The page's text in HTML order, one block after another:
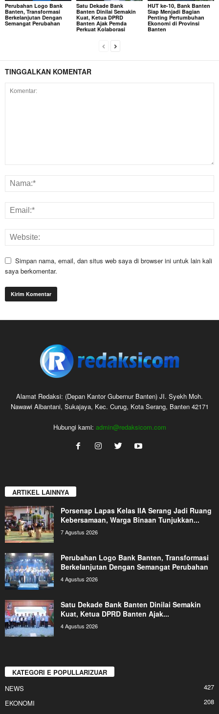
Perubahan Logo Bank
Banten, Transformasi
Berkelanjutan Dengan
Semangat Perubahan
Satu Dekade Bank
Banten Dinilai Semakin
Kuat, Ketua DPRD
Banten Ajak Pemda
Perkuat Kolaborasi
HUT ke-10, Bank Banten
Siap Menjadi Bagian
Penting Pertumbuhan
Ekonomi di Provinsi
Banten
TINGGALKAN KOMENTAR
Simpan nama, email, dan situs web saya di browser ini untuk lain kali
saya berkomentar.
Alamat Redaksi: (Depan Kantor Gubernur Banten) JI. Syekh Moh.
Nawawi Albantani, Sukajaya, Kec. Curug, Kota Serang, Banten 42171
Hubungi kami: admin@redaksicom.com
ARTIKEL LAINNYA
Porsenap Lapas Kelas IIA Serang Jadi Ruang
Kebersamaan, Warga Binaan Tunjukkan...
7 Agustus 2026
Perubahan Logo Bank Banten, Transformasi
Berkelanjutan Dengan Semangat Perubahan
4 Agustus 2026
Satu Dekade Bank Banten Dinilai Semakin
Kuat, Ketua DPRD Banten Ajak...
4 Agustus 2026
KATEGORI E POPULLARIZUAR
NEWS
427
EKONOMI
208